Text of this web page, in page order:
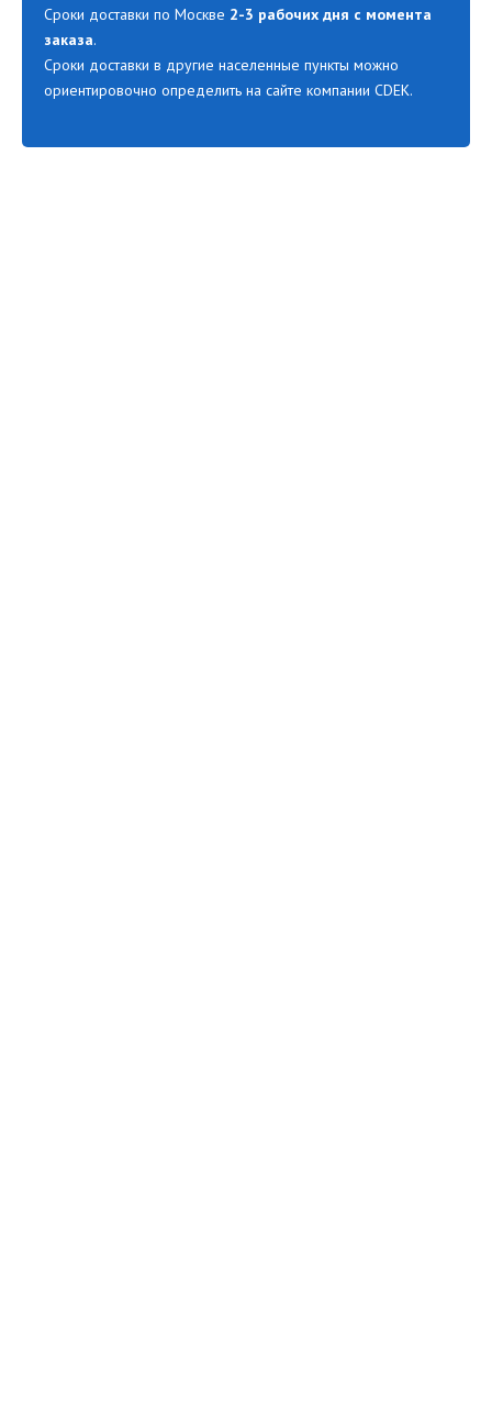
Сроки доставки по Москве 2-3 рабочих дня с момента
заказа.
Сроки доставки в другие населенные пункты можно
ориентировочно определить на сайте компании CDEK.